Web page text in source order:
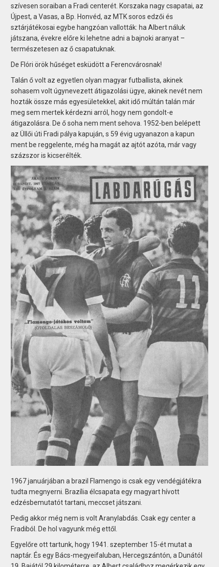
szívesen soraiban a Fradi centerét. Korszaka nagy csapatai, az
Újpest, a Vasas, a Bp. Honvéd, az MTK soros edzői és
sztárjátékosai egybe hangzóan vallották: ha Albert náluk
játszana, évekre előre ki lehetne adni a bajnoki aranyat –
természetesen az ő csapatuknak.
De Flóri örök hűséget esküdött a Ferencvárosnak!
Talán ő volt az egyetlen olyan magyar futballista, akinek
sohasem volt úgynevezett átigazolási ügye, akinek nevét nem
hozták össze más egyesületekkel, akit idő múltán talán már
meg sem mertek kérdezni arról, hogy nem gondolt-e
átigazolásra. De ő soha nem ment sehova. 1952-ben belépett
az Üllői úti Fradi pálya kapuján, s 59 évig ugyanazon a kapun
ment be reggelente, még ha magát az ajtót azóta, már vagy
százszor is kicserélték.
1967 januárjában a brazil Flamengo is csak egy vendégjátékra
tudta megnyerni. Brazília élcsapata egy magyart hívott
edzésbemutatót tartani, meccset játszani.
Pedig akkor még nem is volt Aranylabdás. Csak egy center a
Fradiból. De hol vagyunk még ettől.
Egyelőre ott tartunk, hogy 1941. szeptember 15-ét mutat a
naptár. És egy Bács-megyeifaluban, Hercegszántón, a Dunától